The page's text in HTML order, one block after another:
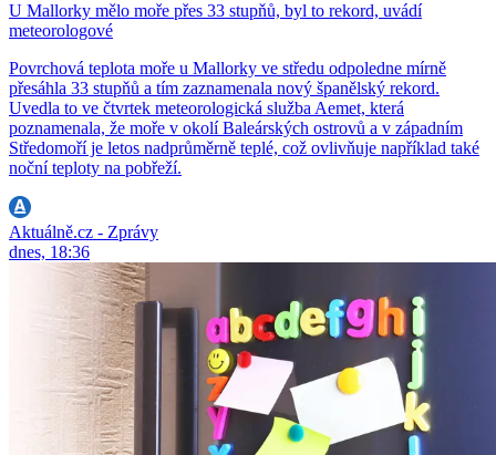
U Mallorky mělo moře přes 33 stupňů, byl to rekord, uvádí
meteorologové
Povrchová teplota moře u Mallorky ve středu odpoledne mírně
přesáhla 33 stupňů a tím zaznamenala nový španělský rekord.
Uvedla to ve čtvrtek meteorologická služba Aemet, která
poznamenala, že moře v okolí Baleárských ostrovů a v západním
Středomoří je letos nadprůměrně teplé, což ovlivňuje například také
noční teploty na pobřeží.
Aktuálně.cz - Zprávy
dnes, 18:36